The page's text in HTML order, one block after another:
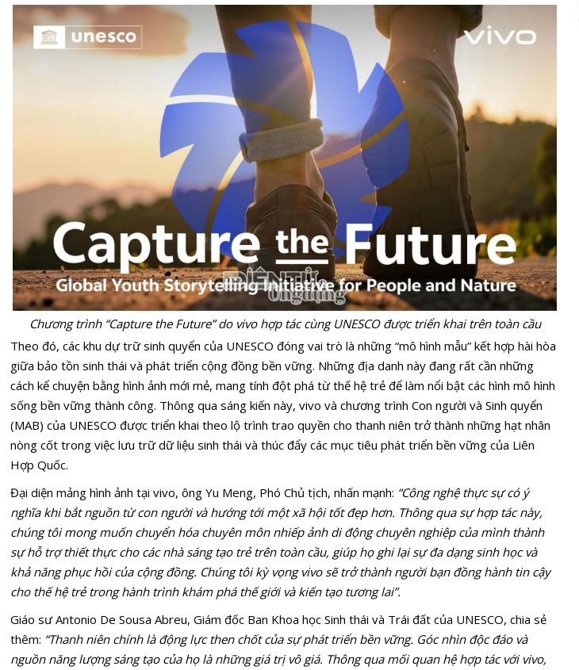
Chương trình “Capture the Future” do vivo hợp tác cùng UNESCO được triển khai trên toàn cầu
Theo đó, các khu dự trữ sinh quyển của UNESCO đóng vai trò là những “mô hình mẫu” kết hợp hài hòa
giữa bảo tồn sinh thái và phát triển cộng đồng bền vững. Những địa danh này đang rất cần những
cách kể chuyện bằng hình ảnh mới mẻ, mang tính đột phá từ thế hệ trẻ để làm nổi bật các hình mô hình
sống bền vững thành công. Thông qua sáng kiến này, vivo và chương trình Con người và Sinh quyển
(MAB) của UNESCO được triển khai theo lộ trình trao quyền cho thanh niên trở thành những hạt nhân
nòng cốt trong việc lưu trữ dữ liệu sinh thái và thúc đẩy các mục tiêu phát triển bền vững của Liên
Hợp Quốc.
Đại diện mảng hình ảnh tại vivo, ông Yu Meng, Phó Chủ tịch, nhấn mạnh: “Công nghệ thực sự có ý
nghĩa khi bắt nguồn từ con người và hướng tới một xã hội tốt đẹp hơn. Thông qua sự hợp tác này,
chúng tôi mong muốn chuyển hóa chuyên môn nhiếp ảnh di động chuyên nghiệp của mình thành
sự hỗ trợ thiết thực cho các nhà sáng tạo trẻ trên toàn cầu, giúp họ ghi lại sự đa dạng sinh học và
khả năng phục hồi của cộng đồng. Chúng tôi kỳ vọng vivo sẽ trở thành người bạn đồng hành tin cậy
cho thế hệ trẻ trong hành trình khám phá thế giới và kiến tạo tương lai”.
Giáo sư Antonio De Sousa Abreu, Giám đốc Ban Khoa học Sinh thái và Trái đất của UNESCO, chia sẻ
thêm: “Thanh niên chính là động lực then chốt của sự phát triển bền vững. Góc nhìn độc đáo và
nguồn năng lượng sáng tạo của họ là những giá trị vô giá. Thông qua mối quan hệ hợp tác với vivo,